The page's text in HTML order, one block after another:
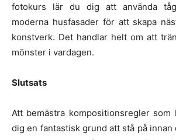
fotokurs lär du dig att använda
moderna husfasader för att skapa
konstverk. Det handlar helt om att
mönster i vardagen.
Slutsats
Att bemästra kompositionsregler
dig en fantastisk grund att stå på innan